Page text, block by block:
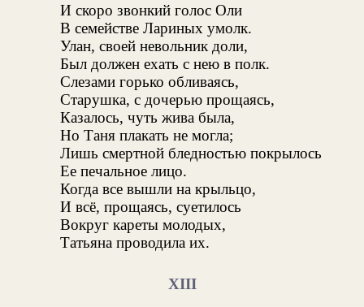
И скоро звонкий голос Оли
В семействе Лариных умолк.
Улан, своей невольник доли,
Был должен ехать с нею в полк.
Слезами горько обливаясь,
Старушка, с дочерью прощаясь,
Казалось, чуть жива была,
Но Таня плакать не могла;
Лишь смертной бледностью покрылось
Ее печальное лицо.
Когда все вышли на крыльцо,
И всё, прощаясь, суетилось
Вокруг кареты молодых,
Татьяна проводила их.
XIII